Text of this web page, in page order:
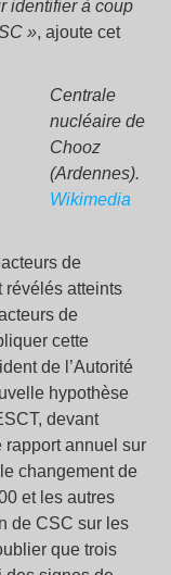
identifier à coup
», ajoute cet
Centrale
nucléaire de
Chooz
(Ardennes).
Wikimedia
de
révélés atteints
de
cette
de l’Autorité
hypothèse
devant
rapport annuel sur
changement de
et les autres
de CSC sur les
que trois